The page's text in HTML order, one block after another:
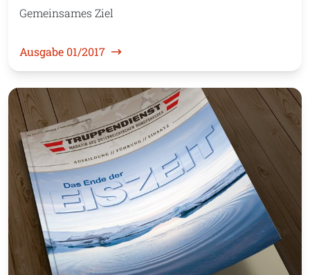
Gemeinsames Ziel
Ausgabe 01/2017